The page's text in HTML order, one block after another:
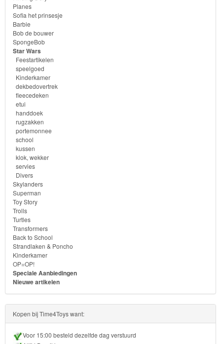
Dory
Planes
Sofia
het
prinsesje
Barbie
Bob
de
bouwer
SpongeBob
Star
Wars
Feestartikelen
speelgoed
Kinderkamer
dekbedovertrek
fleecedeken
Planes
Sofia het prinsesje
Barbie
Bob de bouwer
SpongeBob
Star Wars
Feestartikelen
speelgoed
Kinderkamer
dekbedovertrek
fleecedeken
etui
handdoek
rugzakken
portemonnee
school
kussen
klok, wekker
servies
Divers
Skylanders
Superman
Toy Story
Trolls
Turtles
Transformers
Back to School
Strandlaken & Poncho
Kinderkamer
OP=OP!
Speciale Aanbiedingen
Nieuwe artikelen
Kopen bij Time4Toys want:
Voor 15:00 besteld dezelfde dag verstuurd